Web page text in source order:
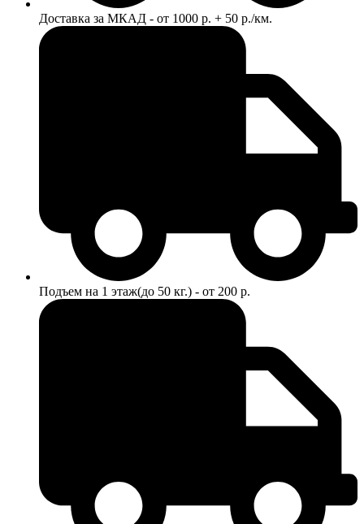
Доставка за МКАД - от 1000 р. + 50 р./км.
Подъем на 1 этаж(до 50 кг.) - от 200 р.